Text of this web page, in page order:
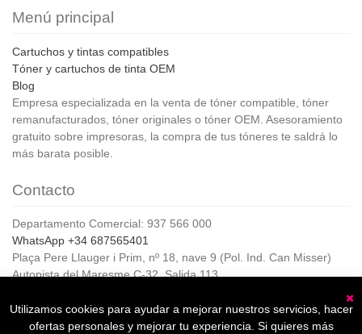
Menú principal
Cartuchos y tintas compatibles
Tóner y cartuchos de tinta OEM
Blog
Empresa especializada en la venta de tóner compatible, tóner
remanufacturados, tóner originales o tóner OEM. Asesoramiento
gratuito sobre impresoras, la compra de tus tóneres te saldrá lo
más barata posible.
Contacto
Departamento Comercial: 937 566 000
WhatsApp +34 687565401
Plaça Pere Llauger i Prim, nº 18, nave 9 (Pol. Ind. Can Misser)
Autopista del Maresme C-32, Salida 113
Horario de Atención al cliente:
De lunes a jueves de 8:00 a 17:00,
Utilizamos cookies para ayudar a mejorar nuestros servicios, hacer
ofertas personales y mejorar tu experiencia. Si quieres más